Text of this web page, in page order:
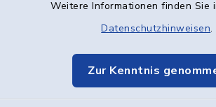
Weitere Informationen finden Sie
Datenschutzhinweisen.
Zur Kenntnis
Datenschutz
Elektronische